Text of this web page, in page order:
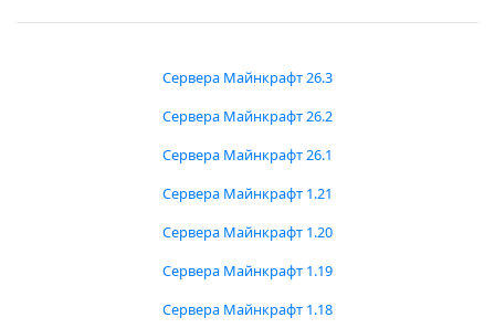
Сервера Майнкрафт 26.3
Сервера Майнкрафт 26.2
Сервера Майнкрафт 26.1
Сервера Майнкрафт 1.21
Сервера Майнкрафт 1.20
Сервера Майнкрафт 1.19
Сервера Майнкрафт 1.18